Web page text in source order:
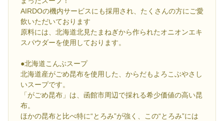
AIRDOの機内サービスにも採用され、たくさんの方にご愛
飲いただいております
原料には、北海道北見たまねぎから作られたオニオンエキ
スパウダーを使用しております。
●北海道こんぶスープ
北海道産がごめ昆布を使用した、からだもよろこぶやさし
いスープです。
「がごめ昆布」は、函館市周辺で採れる希少価値の高い昆
布。
ほかの昆布と比べ特に“とろみ”が強く、この“とろみ”には